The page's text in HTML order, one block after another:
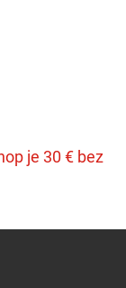
je 30 € bez